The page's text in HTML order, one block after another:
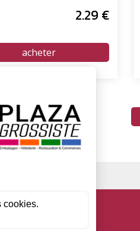
2.29 €